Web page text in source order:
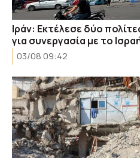
Ιράν: Εκτέλεσε δύο
για συνεργασία με το
03/08 09:42